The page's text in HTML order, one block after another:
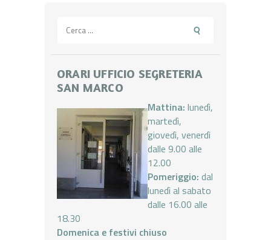
per:
ORARI UFFICIO SEGRETERIA
SAN MARCO
Mattina: lunedì,
martedì,
giovedì, venerdì
dalle 9.00 alle
12.00
Pomeriggio: dal
lunedì al sabato
dalle 16.00 alle
18.30
Domenica e festivi chiuso